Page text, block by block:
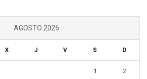
AGOSTO 2026
X J V S D
1 2